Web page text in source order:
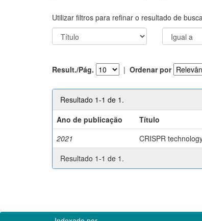
Utilizar filtros para refinar o resultado de
Result./Pág. | Ordenar por
Resultado 1-1 de 1.
Ano de publicação
Título
2021
CRISPR
Resultado 1-1 de 1.